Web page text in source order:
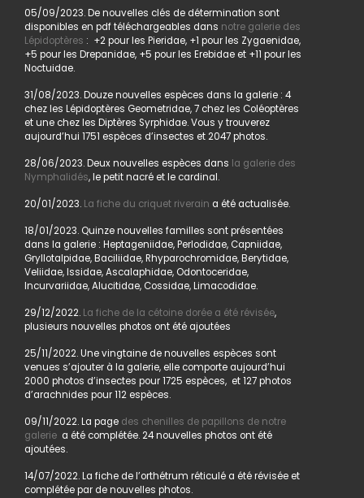
05/09/2023. De nouvelles clés de détermination sont
disponibles en pdf téléchargeables dans notre galerie des
Lépidoptères : +2 pour les Pieridae, +1 pour les Zygaenidae,
+5 pour les Drepanidae, +5 pour les Erebidae et +11 pour les
Noctuidae.
31/08/2023. Douze nouvelles espèces dans la galerie : 4
chez les Lépidoptères Geometridae, 7 chez les Coléoptères
et une chez les Diptères Syrphidae. Vous y trouverez
aujourd’hui 1751 espèces d’insectes et 2047 photos.
28/06/2023. Deux nouvelles espèces dans la galerie des
Nymphalidés, le petit nacré et le cardinal.
20/01/2023. La fiche du criquet riverain a été actualisée.
18/01/2023. Quinze nouvelles familles sont présentées
dans la galerie : Heptageniidae, Perlodidae, Capniidae,
Gryllotalpidae, Baciliidae, Rhyparochromidae, Berytidae,
Veliidae, Issidae, Ascalaphidae, Odontoceridae,
Incurvariidae, Alucitidae, Cossidae, Limacodidae.
29/12/2022. La fiche de la cétoine dorée a été révisée,
plusieurs nouvelles photos ont été ajoutées
25/11/2022. Une vingtaine de nouvelles espèces sont
venues s’ajouter à la galerie, elle comporte aujourd’hui
2000 photos d’insectes pour 1725 espèces, et 127 photos
d’arachnides pour 112 espèces.
09/11/2022. La page des chenilles de papillons de notre
galerie a été complétée. 24 nouvelles photos ont été
ajoutées.
14/07/2022. La fiche de l’orthétrum réticulé a été révisée et
complétée par de nouvelles photos.